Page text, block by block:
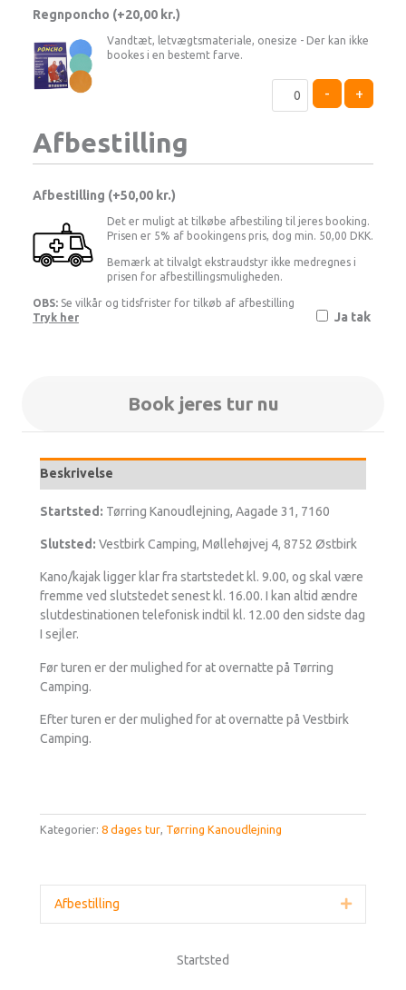
Beskrivelse
Startsted: Tørring Kanoudlejning, Aagade 31, 7160
Slutsted: Vestbirk Camping, Møllehøjvej 4, 8752 Østbirk
Kano/kajak ligger klar fra startstedet kl. 9.00, og skal være
fremme ved slutstedet senest kl. 16.00. I kan altid ændre
slutdestinationen telefonisk indtil kl. 12.00 den sidste dag
I sejler.
Før turen er der mulighed for at overnatte på Tørring
Camping.
Efter turen er der mulighed for at overnatte på Vestbirk
Camping.
Kategorier: 8 dages tur, Tørring Kanoudlejning
Afbestilling Udvid
Startsted
Regnponcho (+20,00 kr.)
Vandtæt, letvægtsmateriale, onesize - Der kan ikke
bookes i en bestemt farve.
- +
Afbestilling
Afbestilling ( 50,00 kr.)
Det er muligt at tilkøbe afbestiling til jeres booking.
Prisen er 5% af bookingens pris, dog min. 50,00 DKK.
Bemærk at tilvalgt ekstraudstyr ikke medregnes i
prisen for afbestillingsmuligheden.
OBS: Se vilkår og tidsfrister for tilkøb af afbestilling
Tryk her
Ja tak
Book jeres tur nu